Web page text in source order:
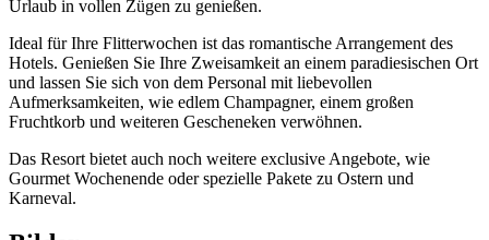
Urlaub in vollen Zügen zu genießen.
Ideal für Ihre Flitterwochen ist das romantische Arrangement des
Hotels. Genießen Sie Ihre Zweisamkeit an einem paradiesischen Ort
und lassen Sie sich von dem Personal mit liebevollen
Aufmerksamkeiten, wie edlem Champagner, einem großen
Fruchtkorb und weiteren Gescheneken verwöhnen.
Das Resort bietet auch noch weitere exclusive Angebote, wie
Gourmet Wochenende oder spezielle Pakete zu Ostern und
Karneval.